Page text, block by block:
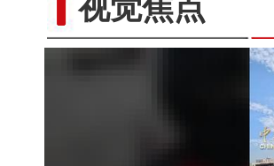
视觉焦点
新疆乌恰：三头骆驼